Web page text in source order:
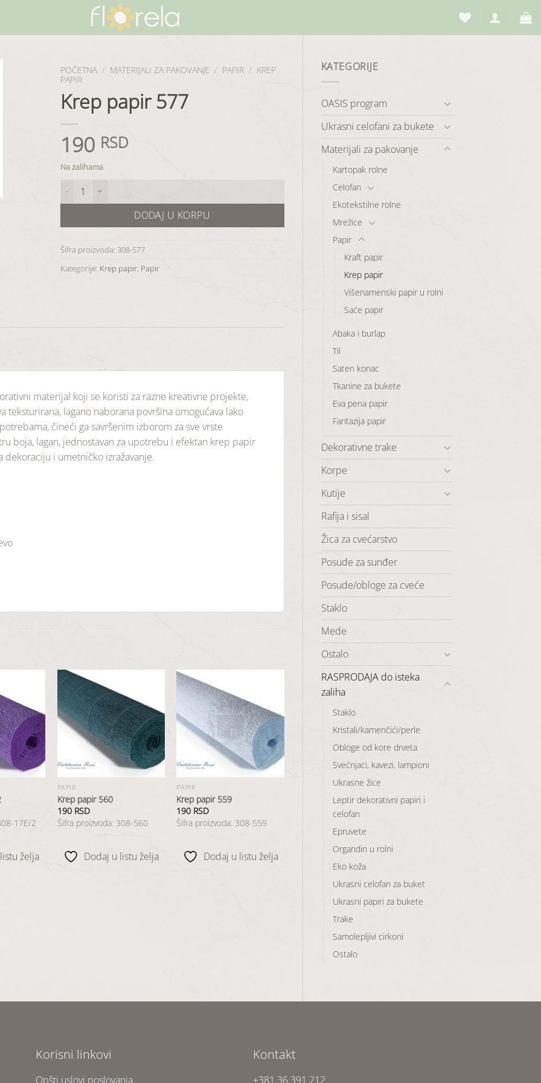
KATEGORIJE
OASIS program
Ukrasni celofani za bukete
Materijali za pakovanje
Kartopak rolne
Celofan
Ekotekstilne rolne
Mrežice
Papir
Kraft papir
Krep papir
Višenamenski papir u rolni
Saće papir
Abaka i burlap
Til
Saten konac
Tkanine za bukete
Eva pena papir
Fantazija papir
Dekorativne trake
Korpe
Kutije
Rafija i sisal
Žica za cvećarstvo
Posude za sunđer
Posude/obloge za cveće
Staklo
Mede
Ostalo
RASPRODAJA do isteka
zaliha
Staklo
Kristali/kamenčići/perle
Obloge od kore drveta
Svećnjaci, kavezi, lampioni
Ukrasne žice
Leptir dekorativni papiri i
celofan
Epruvete
Organdin u rolni
Eko koža
Ukrasni celofan za buket
Ukrasni papiri za bukete
Trake
Samolepljivi cirkoni
Ostalo
POČETNA / MATERIJALI ZA PAKOVANJE / PAPIR / KREP
PAPIR
Krep papir 577
190 RSD
Na zalihama
Krep papir 577 količina
DODAJ U KORPU
Šifra proizvoda: 308-577
Kategorije: Krep papir, Papir
materijal koji se koristi za razne kreativne projekte,
teksturirana, lagano naborana površina omogućava lako
čineći ga savršenim izborom za sve vrste
boja, lagan, jednostavan za upotrebu i efektan krep papir
dekoraciju i umetničko izražavanje.
Dodaj
u
listu
želja
17E/2
želja
Dodaj
u
listu
želja
PAPIR
Krep papir 560
190 RSD
Šifra proizvoda: 308-560
Dodaj u listu želja
Dodaj
u
listu
želja
PAPIR
Krep papir 559
190 RSD
Šifra proizvoda: 308-559
Dodaj u listu želja
Korisni linkovi
Opšti uslovi poslovanja
Kontakt
+381 36 391 212